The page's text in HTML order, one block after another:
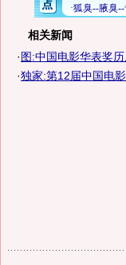
相关新闻
·图:中国电影华表奖
·独家:第12届中国电